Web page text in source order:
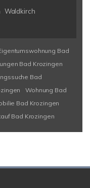
Waldkirch
Bad
Bad Krozingen
Bad
Wohnung Bad
Bad Krozingen
Bad Krozingen